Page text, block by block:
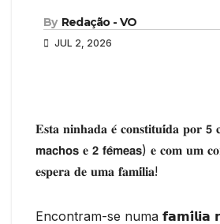
By Redação - VO
JUL 2, 2026
𝐄𝐬𝐭𝐚 𝐧𝐢𝐧𝐡𝐚𝐝𝐚 𝐞́ 𝐜𝐨𝐧𝐬𝐭𝐢𝐭𝐮𝐢́𝐝𝐚 𝐩𝐨𝐫 𝟱
𝗺𝗮𝗰𝗵𝗼𝘀 𝐞 𝟮 𝗳𝗲̂𝗺𝗲𝗮𝘀) 𝐞 𝐜𝐨𝐦 𝐮𝐦
𝐞𝐬𝐩𝐞𝐫𝐚 𝐝𝐞 𝐮𝐦𝐚 𝐟𝐚𝐦𝐢́𝐥𝐢𝐚!
Encontram-se numa 𝗳𝗮𝗺𝗶́𝗹𝗶𝗮